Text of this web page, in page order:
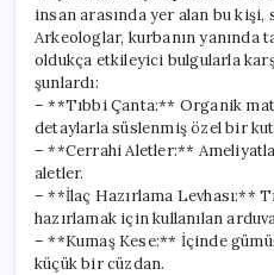
insan arasında yer alan bu kişi,
Arkeologlar, kurbanın yanında
oldukça etkileyici bulgularla
şunlardı:
– **Tıbbi Çanta:** Organik
detaylarla süslenmiş özel bir
– **Cerrahi Aletler:**
aletler.
– **İlaç Hazırlama Levhası:**
hazırlamak için kullanılan
– **Kumaş Kese:** İçinde
küçük bir cüzdan.